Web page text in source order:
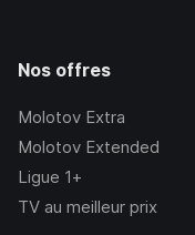
Nos offres
Molotov Extra
Molotov Extended
Ligue 1+
TV au meilleur prix